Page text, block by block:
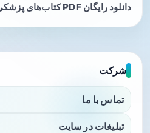
دانلود رایگان PDF کتاب‌های پزشکی.
شرکت
تماس با ما
تبلیغات در سایت